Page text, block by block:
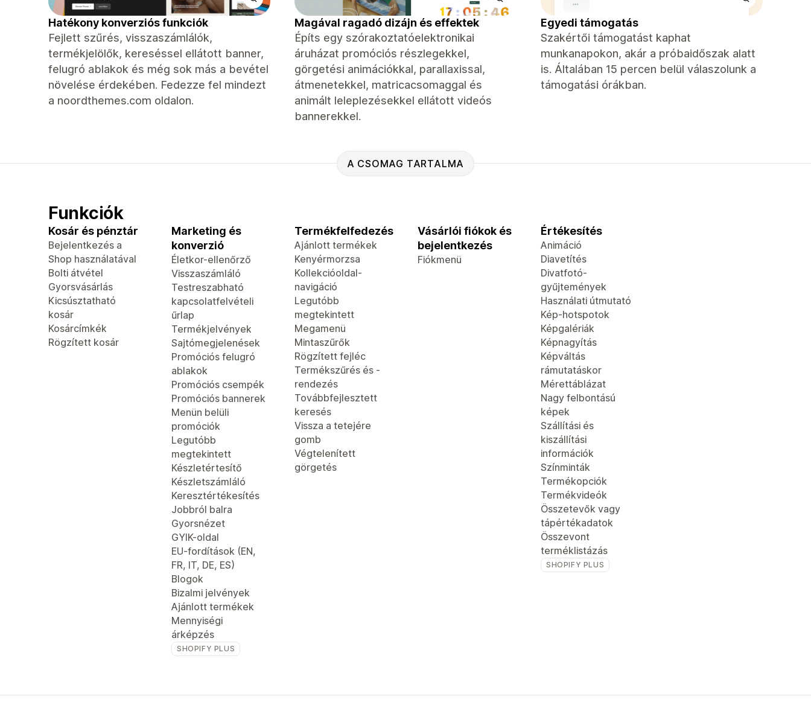
Hatékony konverziós funkciók
Fejlett szűrés, visszaszámlálók,
termékjelölők, kereséssel ellátott banner,
felugró ablakok és még sok más a bevétel
növelése érdekében. Fedezze fel mindezt
a noordthemes.com oldalon.
Magával ragadó dizájn és effektek
Építs egy szórakoztatóelektronikai
áruházat promóciós részlegekkel,
görgetési animációkkal, parallaxissal,
átmenetekkel, matricacsomaggal és
animált leleplezésekkel ellátott videós
bannerekkel.
Egyedi támogatás
Szakértői támogatást kaphat
munkanapokon, akár a próbaidőszak alatt
is. Általában 15 percen belül válaszolunk a
támogatási órákban.
A CSOMAG TARTALMA
Funkciók
Kosár és pénztár
Bejelentkezés a
Shop használatával
Bolti átvétel
Gyorsvásárlás
Kicsúsztatható
kosár
Kosárcímkék
Rögzített kosár
Marketing és
konverzió
Életkor-ellenőrző
Visszaszámláló
Testreszabható
kapcsolatfelvételi
űrlap
Termékjelvények
Sajtómegjelenések
Promóciós felugró
ablakok
Promóciós csempék
Promóciós bannerek
Menün belüli
promóciók
Legutóbb
megtekintett
Készletértesítő
Készletszámláló
Keresztértékesítés
Jobbról balra
Gyorsnézet
GYIK-oldal
EU-fordítások (EN,
FR, IT, DE, ES)
Blogok
Bizalmi jelvények
Ajánlott termékek
Mennyiségi
árképzés
SHOPIFY PLUS
Termékfelfedezés
Ajánlott termékek
Kenyérmorzsa
Kollekcióoldal-
navigáció
Legutóbb
megtekintett
Megamenü
Mintaszűrők
Rögzített fejléc
Termékszűrés és -
rendezés
Továbbfejlesztett
keresés
Vissza a tetejére
gomb
Végtelenített
görgetés
Vásárlói fiókok és
bejelentkezés
Fiókmenü
Értékesítés
Animáció
Diavetítés
Divatfotó-
gyűjtemények
Használati útmutató
Kép-hotspotok
Képgalériák
Képnagyítás
Képváltás
rámutatáskor
Mérettáblázat
Nagy felbontású
képek
Szállítási és
kiszállítási
információk
Színminták
Termékopciók
Termékvideók
Összetevők vagy
tápértékadatok
Összevont
terméklistázás
SHOPIFY PLUS